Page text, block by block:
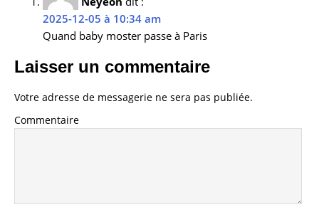
2025-12-05 à 10:34 am
Quand baby moster passe à Paris
Laisser un commentaire
Votre adresse de messagerie ne sera pas publiée.
Commentaire